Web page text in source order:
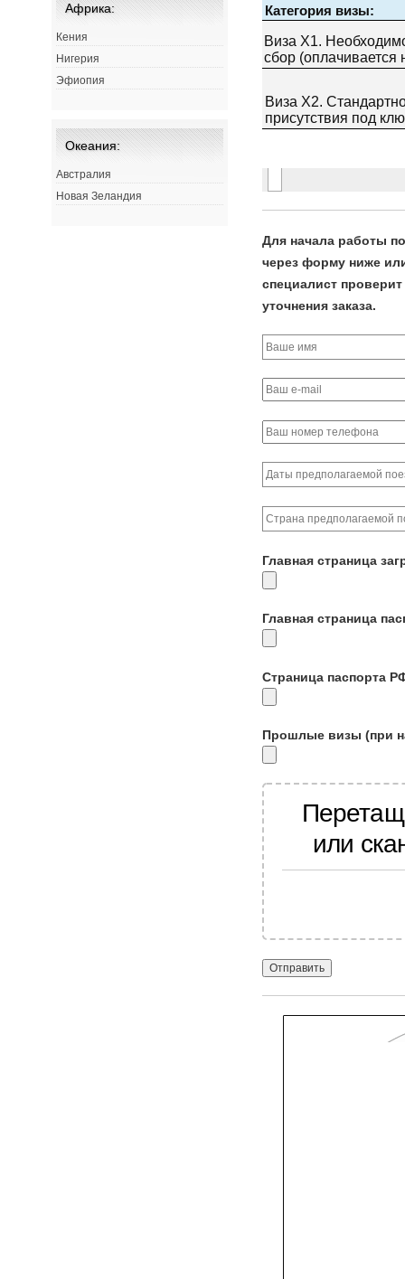
Для начала работы
через форму ниже
специалист
уточнения заказа.
Главная страница
Главная страница
Страница паспорта
Прошлые визы (при
или
Африка:
Кения
Нигерия
Эфиопия
Океания:
Австралия
Новая Зеландия